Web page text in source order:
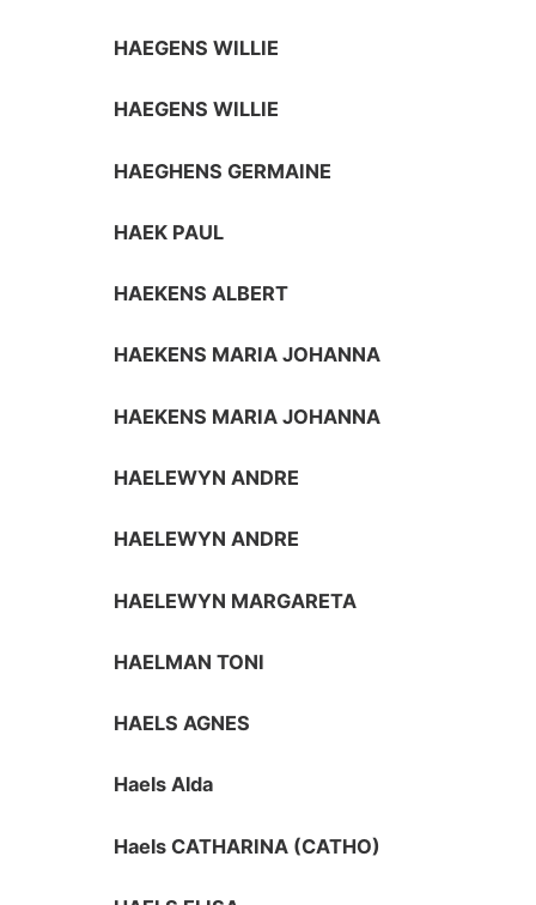
HAEGENS WILLIE
HAEGENS WILLIE
HAEGHENS GERMAINE
HAEK PAUL
HAEKENS ALBERT
HAEKENS MARIA JOHANNA
HAEKENS MARIA JOHANNA
HAELEWYN ANDRE
HAELEWYN ANDRE
HAELEWYN MARGARETA
HAELMAN TONI
HAELS AGNES
Haels Alda
Haels CATHARINA (CATHO)